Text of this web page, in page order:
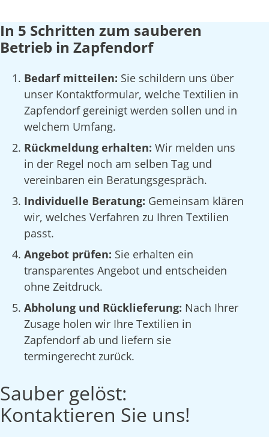
In 5 Schritten zum sauberen
Betrieb in Zapfendorf
Bedarf mitteilen: Sie schildern uns über
unser Kontaktformular, welche Textilien in
Zapfendorf gereinigt werden sollen und in
welchem Umfang.
Rückmeldung erhalten: Wir melden uns
in der Regel noch am selben Tag und
vereinbaren ein Beratungsgespräch.
Individuelle Beratung: Gemeinsam klären
wir, welches Verfahren zu Ihren Textilien
passt.
Angebot prüfen: Sie erhalten ein
transparentes Angebot und entscheiden
ohne Zeitdruck.
Abholung und Rücklieferung: Nach Ihrer
Zusage holen wir Ihre Textilien in
Zapfendorf ab und liefern sie
termingerecht zurück.
Sauber gelöst:
Kontaktieren Sie uns!